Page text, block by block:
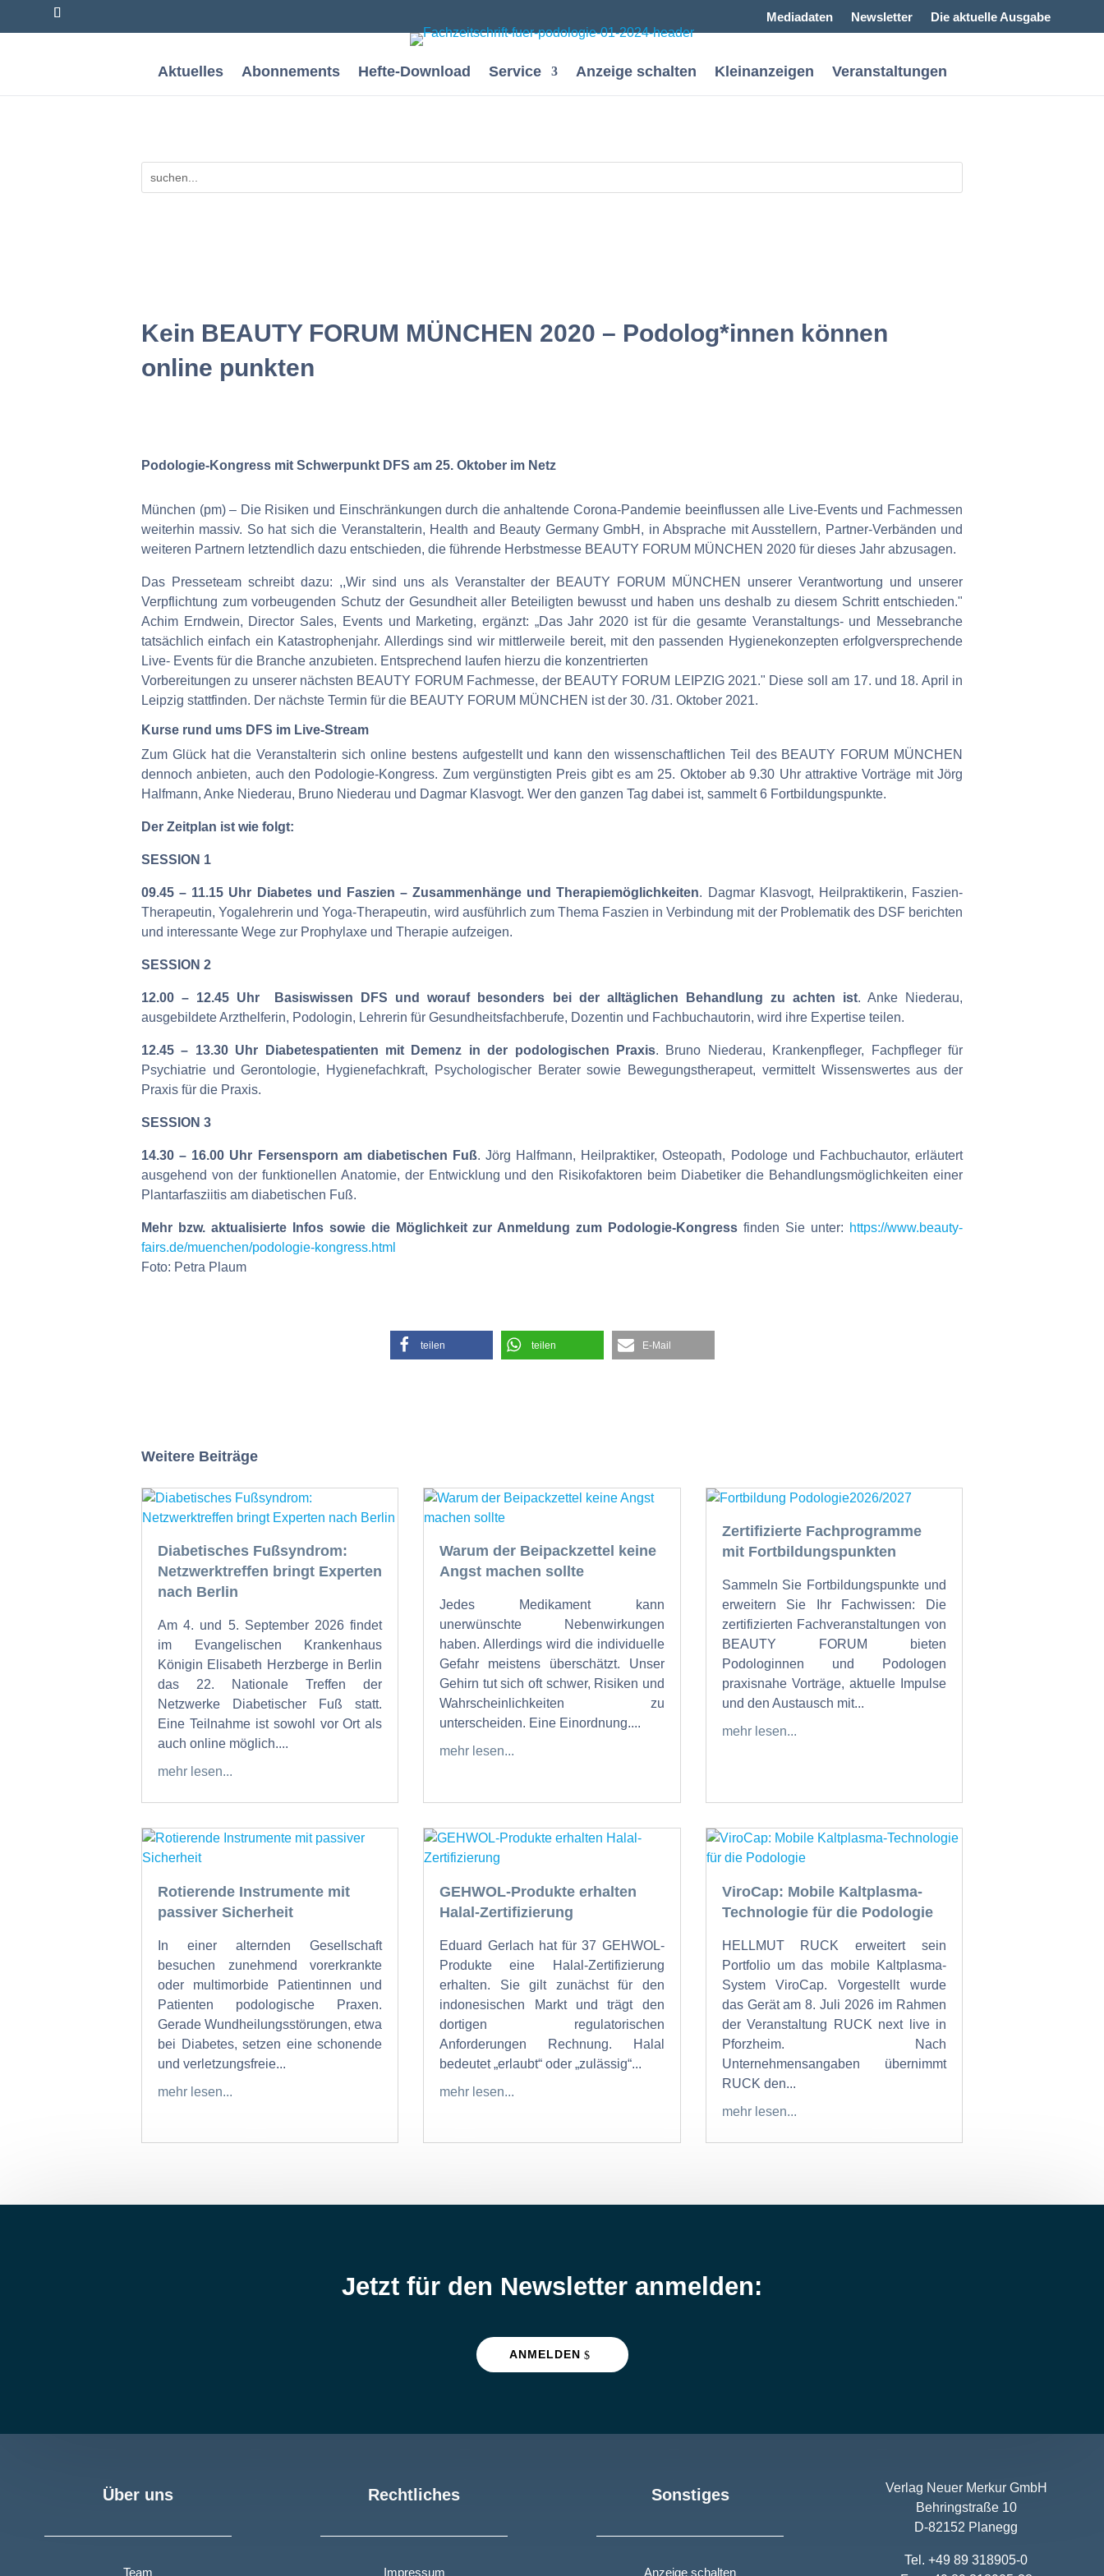
Mediadaten Newsletter Die aktuelle Ausgabe
Aktuelles Abonnements Hefte-Download Service Anzeige schalten Kleinanzeigen Veranstaltungen
Kein BEAUTY FORUM MÜNCHEN 2020 – Podolog*innen können
online punkten
Podologie-Kongress mit Schwerpunkt DFS am 25. Oktober im Netz
München (pm) – Die Risiken und Einschränkungen durch die anhaltende Corona-Pandemie beeinflussen alle Live-Events und Fachmessen
weiterhin massiv. So hat sich die Veranstalterin, Health and Beauty Germany GmbH, in Absprache mit Ausstellern, Partner-Verbänden und
weiteren Partnern letztendlich dazu entschieden, die führende Herbstmesse BEAUTY FORUM MÜNCHEN 2020 für dieses Jahr abzusagen.
Das Presseteam schreibt dazu: ,,Wir sind uns als Veranstalter der BEAUTY FORUM MÜNCHEN unserer Verantwortung und unserer
Verpflichtung zum vorbeugenden Schutz der Gesundheit aller Beteiligten bewusst und haben uns deshalb zu diesem Schritt entschieden."
Achim Erndwein, Director Sales, Events und Marketing, ergänzt: „Das Jahr 2020 ist für die gesamte Veranstaltungs- und Messebranche
tatsächlich einfach ein Katastrophenjahr. Allerdings sind wir mittlerweile bereit, mit den passenden Hygienekonzepten erfolgversprechende
Live- Events für die Branche anzubieten. Entsprechend laufen hierzu die konzentrierten
Vorbereitungen zu unserer nächsten BEAUTY FORUM Fachmesse, der BEAUTY FORUM LEIPZIG 2021." Diese soll am 17. und 18. April in
Leipzig stattfinden. Der nächste Termin für die BEAUTY FORUM MÜNCHEN ist der 30. /31. Oktober 2021.
Kurse rund ums DFS im Live-Stream
Zum Glück hat die Veranstalterin sich online bestens aufgestellt und kann den wissenschaftlichen Teil des BEAUTY FORUM MÜNCHEN
dennoch anbieten, auch den Podologie-Kongress. Zum vergünstigten Preis gibt es am 25. Oktober ab 9.30 Uhr attraktive Vorträge mit Jörg
Halfmann, Anke Niederau, Bruno Niederau und Dagmar Klasvogt. Wer den ganzen Tag dabei ist, sammelt 6 Fortbildungspunkte.
Der Zeitplan ist wie folgt:
SESSION 1
09.45 – 11.15 Uhr Diabetes und Faszien – Zusammenhänge und Therapiemöglichkeiten. Dagmar Klasvogt, Heilpraktikerin, Faszien-
Therapeutin, Yogalehrerin und Yoga-Therapeutin, wird ausführlich zum Thema Faszien in Verbindung mit der Problematik des DSF berichten
und interessante Wege zur Prophylaxe und Therapie aufzeigen.
SESSION 2
12.00 – 12.45 Uhr Basiswissen DFS und worauf besonders bei der alltäglichen Behandlung zu achten ist. Anke Niederau,
ausgebildete Arzthelferin, Podologin, Lehrerin für Gesundheitsfachberufe, Dozentin und Fachbuchautorin, wird ihre Expertise teilen.
12.45 – 13.30 Uhr Diabetespatienten mit Demenz in der podologischen Praxis. Bruno Niederau, Krankenpfleger, Fachpfleger für
Psychiatrie und Gerontologie, Hygienefachkraft, Psychologischer Berater sowie Bewegungstherapeut, vermittelt Wissenswertes aus der
Praxis für die Praxis.
SESSION 3
14.30 – 16.00 Uhr Fersensporn am diabetischen Fuß. Jörg Halfmann, Heilpraktiker, Osteopath, Podologe und Fachbuchautor, erläutert
ausgehend von der funktionellen Anatomie, der Entwicklung und den Risikofaktoren beim Diabetiker die Behandlungsmöglichkeiten einer
Plantarfasziitis am diabetischen Fuß.
Mehr bzw. aktualisierte Infos sowie die Möglichkeit zur Anmeldung zum Podologie-Kongress finden Sie unter: https://www.beauty-
fairs.de/muenchen/podologie-kongress.html
Foto: Petra Plaum
teilen teilen E-Mail
Weitere Beiträge
Diabetisches Fußsyndrom:
Netzwerktreffen bringt Experten
nach Berlin
Am 4. und 5. September 2026 findet
im Evangelischen Krankenhaus
Königin Elisabeth Herzberge in Berlin
das 22. Nationale Treffen der
Netzwerke Diabetischer Fuß statt.
Eine Teilnahme ist sowohl vor Ort als
auch online möglich....
mehr lesen...
Warum der Beipackzettel keine
Angst machen sollte
Jedes Medikament kann
unerwünschte Nebenwirkungen
haben. Allerdings wird die individuelle
Gefahr meistens überschätzt. Unser
Gehirn tut sich oft schwer, Risiken und
Wahrscheinlichkeiten zu
unterscheiden. Eine Einordnung....
mehr lesen...
Zertifizierte Fachprogramme
mit Fortbildungspunkten
Sammeln Sie Fortbildungspunkte und
erweitern Sie Ihr Fachwissen: Die
zertifizierten Fachveranstaltungen von
BEAUTY FORUM bieten
Podologinnen und Podologen
praxisnahe Vorträge, aktuelle Impulse
und den Austausch mit...
mehr lesen...
Rotierende Instrumente mit
passiver Sicherheit
In einer alternden Gesellschaft
besuchen zunehmend vorerkrankte
oder multimorbide Patientinnen und
Patienten podologische Praxen.
Gerade Wundheilungsstörungen, etwa
bei Diabetes, setzen eine schonende
und verletzungsfreie...
mehr lesen...
GEHWOL-Produkte erhalten
Halal-Zertifizierung
Eduard Gerlach hat für 37 GEHWOL-
Produkte eine Halal-Zertifizierung
erhalten. Sie gilt zunächst für den
indonesischen Markt und trägt den
dortigen regulatorischen
Anforderungen Rechnung. Halal
bedeutet „erlaubt“ oder „zulässig“...
mehr lesen...
ViroCap: Mobile Kaltplasma-
Technologie für die Podologie
HELLMUT RUCK erweitert sein
Portfolio um das mobile Kaltplasma-
System ViroCap. Vorgestellt wurde
das Gerät am 8. Juli 2026 im Rahmen
der Veranstaltung RUCK next live in
Pforzheim. Nach
Unternehmensangaben übernimmt
RUCK den...
mehr lesen...
Jetzt für den Newsletter anmelden:
ANMELDEN
Über uns
Team
Rechtliches
Impressum
Sonstiges
Anzeige schalten
Verlag Neuer Merkur GmbH
Behringstraße 10
D-82152 Planegg
Tel. +49 89 318905-0